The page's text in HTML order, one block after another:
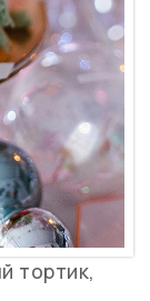
тортик,